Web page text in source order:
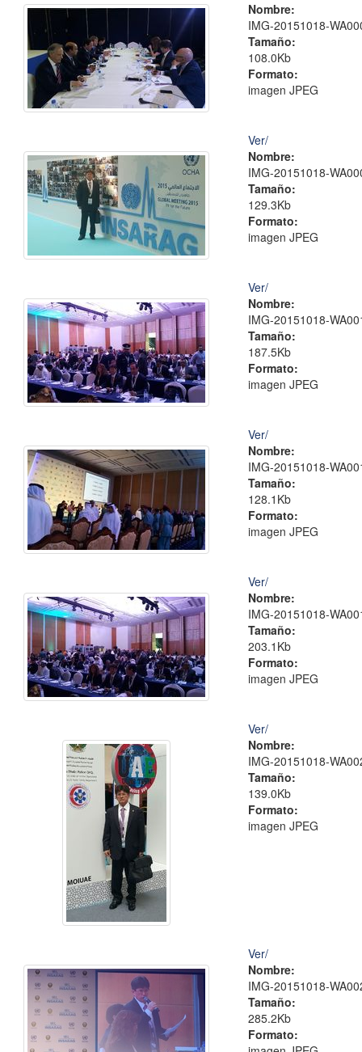
Nombre:
IMG-20151018-
Tamaño:
108.0Kb
Formato:
imagen JPEG
Ver/
Nombre:
IMG-20151018-
Tamaño:
129.3Kb
Formato:
imagen JPEG
Ver/
Nombre:
IMG-20151018-
Tamaño:
187.5Kb
Formato:
imagen JPEG
Ver/
Nombre:
IMG-20151018-
Tamaño:
128.1Kb
Formato:
imagen JPEG
Ver/
Nombre:
IMG-20151018-
Tamaño:
203.1Kb
Formato:
imagen JPEG
Ver/
Nombre:
IMG-20151018-
Tamaño:
139.0Kb
Formato:
imagen JPEG
Ver/
Nombre:
IMG-20151018-
Tamaño:
285.2Kb
Formato: